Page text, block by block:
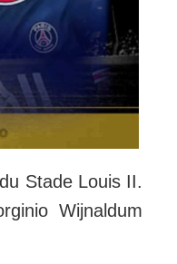
Stade Louis II.
Wijnaldum